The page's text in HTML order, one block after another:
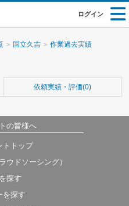
ログイン
国立久吉 作業過去実績
依頼実績・評価(0)
の皆様へ
トトップ
ウドソーシング）
探す
を探す